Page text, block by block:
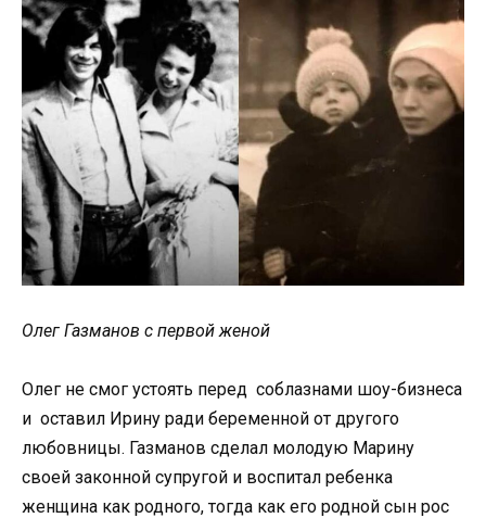
Олег Газманов с первой женой
Олег не смог устоять перед соблазнами шоу-бизнеса
и оставил Ирину ради беременной от другого
любовницы. Газманов сделал молодую Марину
своей законной супругой и воспитал ребенка
женщина как родного, тогда как его родной сын рос